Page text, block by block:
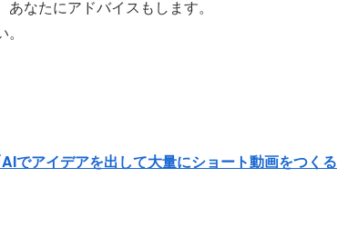
なたにアドバイスもします。
でアイデアを出して大量にショート動画をつくる